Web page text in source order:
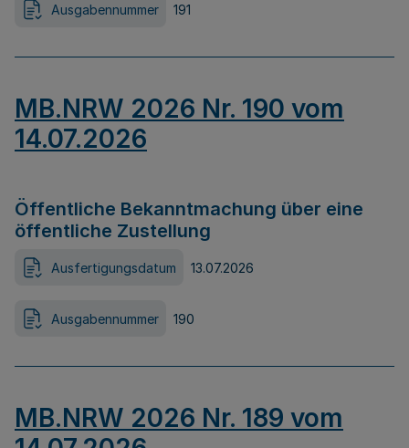
Ausgabennummer 191
MB.NRW 2026 Nr. 190 vom
14.07.2026
Öffentliche Bekanntmachung über eine
öffentliche Zustellung
Ausfertigungsdatum 13.07.2026
Ausgabennummer 190
MB.NRW 2026 Nr. 189 vom